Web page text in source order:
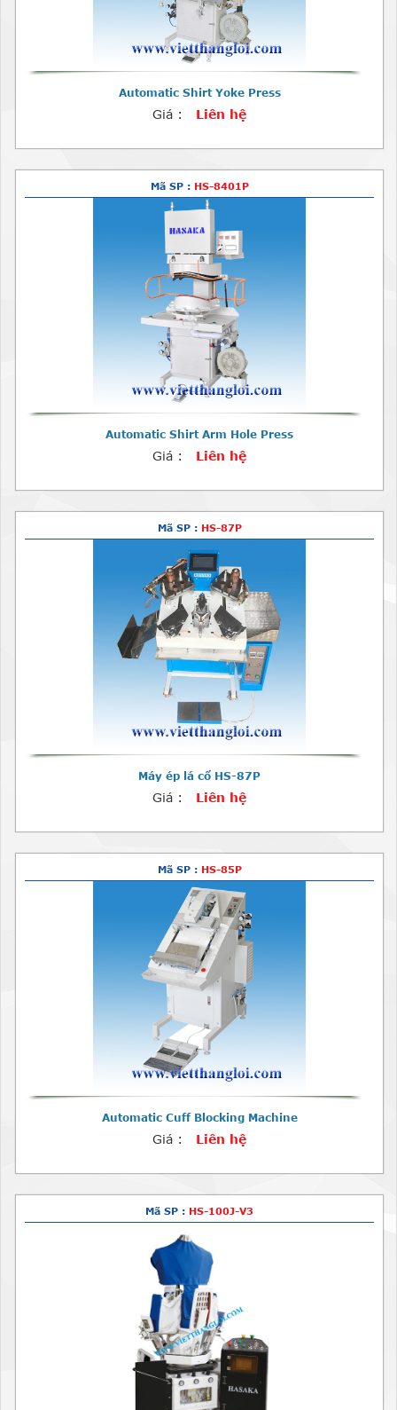
Automatic Shirt Yoke Press
Giá : Liên hệ
Mã SP : HS-8401P
Automatic Shirt Arm Hole Press
Giá : Liên hệ
Mã SP : HS-87P
Máy ép lá cổ HS-87P
Giá : Liên hệ
Mã SP : HS-85P
Automatic Cuff Blocking Machine
Giá : Liên hệ
Mã SP : HS-100J-V3